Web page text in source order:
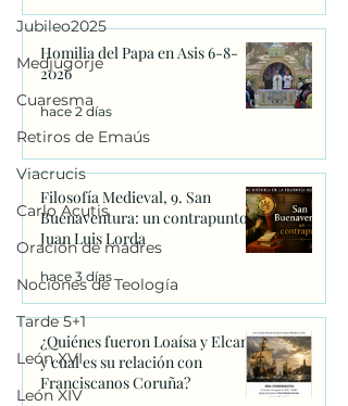
Jubileo2025
Medjugorje
Cuaresma
Retiros de Emaús
Viacrucis
Carlo Acutis
Oración de madres
Nociones de Teología
Tarde 5+1
León XVI
León XIV
Homilia del Papa en Asis 6-8-
2026
hace 2 días
Filosofía Medieval, 9. San
Buenaventura: un contrapunto.
Juan Luis Lorda
hace 3 días
¿Quiénes fueron Loaísa y Elcano
y cual es su relación con
Franciscanos Coruña?